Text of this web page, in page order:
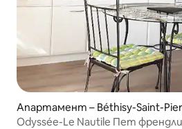
Апартамент – Béthisy-Saint-
Odyssée-Le Nautile Пет